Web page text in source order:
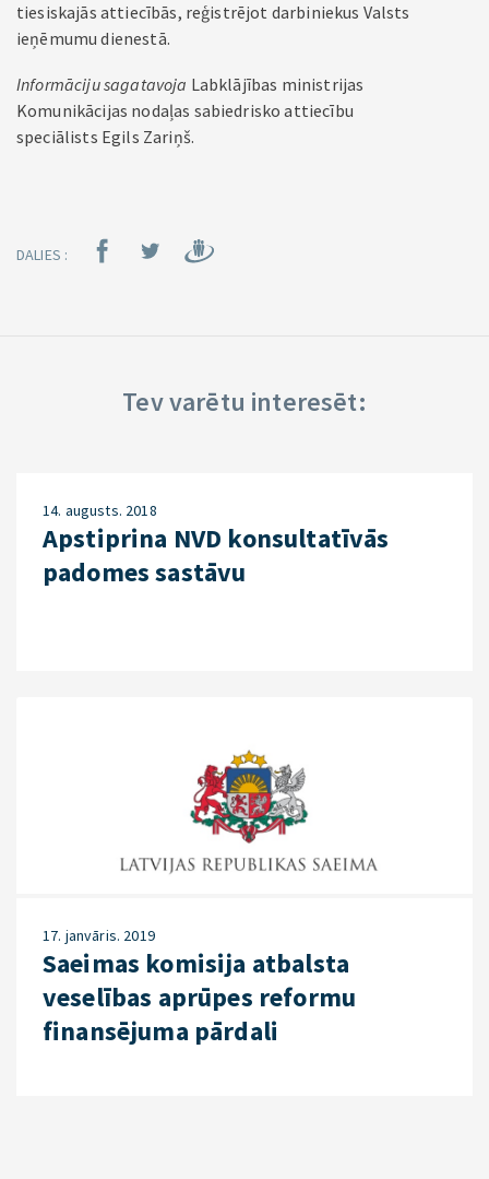
tiesiskajās attiecībās, reģistrējot darbiniekus Valsts
ieņēmumu dienestā.
Informāciju sagatavoja Labklājības ministrijas
Komunikācijas nodaļas sabiedrisko attiecību
speciālists Egils Zariņš.
DALIES :
Tev varētu interesēt:
14. augusts. 2018
Apstiprina NVD konsultatīvās
padomes sastāvu
17. janvāris. 2019
Saeimas komisija atbalsta
veselības aprūpes reformu
finansējuma pārdali